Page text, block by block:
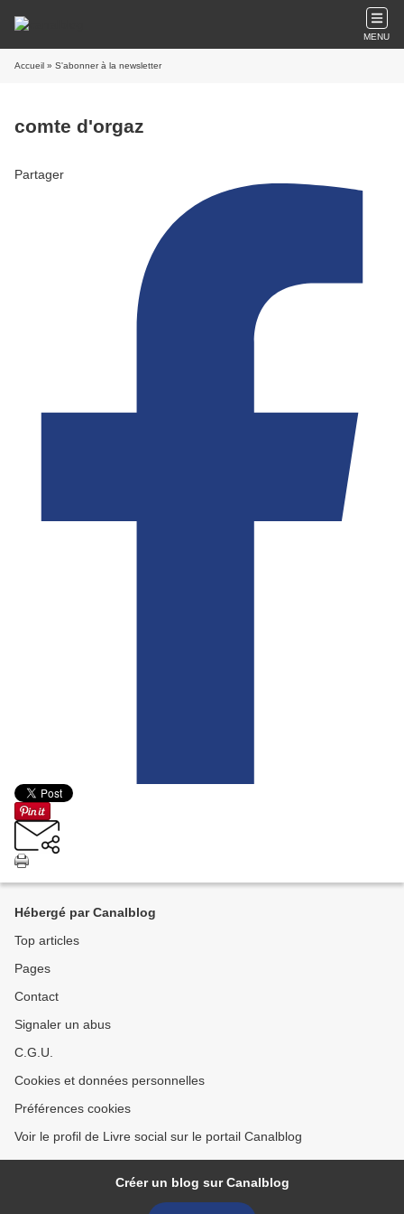
MENU
Accueil » S'abonner à la newsletter
comte d'orgaz
Partager
Hébergé par Canalblog
Top articles
Pages
Contact
Signaler un abus
C.G.U.
Cookies et données personnelles
Préférences cookies
Voir le profil de Livre social sur le portail Canalblog
Créer un blog sur Canalblog